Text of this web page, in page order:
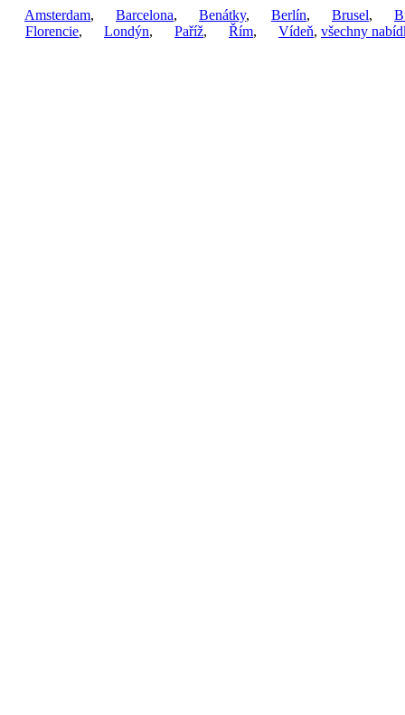
Amsterdam, Barcelona, Benátky, Berlín, Brusel,
Florencie, Londýn, Paříž, Řím, Vídeň, všechny